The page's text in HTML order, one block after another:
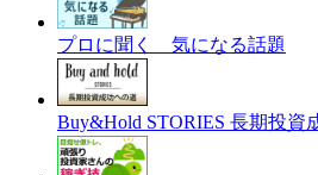
プロに聞く 気になる話題
Buy&Hold STORIES 長期投資